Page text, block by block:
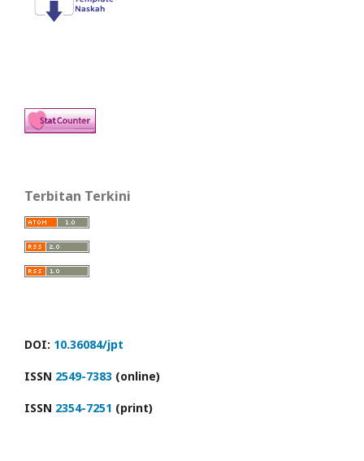
Terbitan Terkini
DOI: 10.36084/jpt
ISSN 2549-7383 (online)
ISSN 2354-7251 (print)